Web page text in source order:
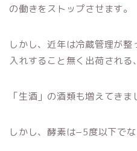
の働きをストップさせます。
しかし、近年は冷蔵管理が
入れすること無く出荷される、
「生酒」の酒類も増えてきま
しかし、酵素は−5度以下で